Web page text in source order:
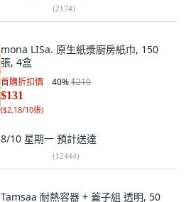
(2174)
mona LISa. 原生紙漿廚房紙巾, 150
張, 4盒
首購折扣價 40%$219
$131
($2.18/10張)
8/10 星期一 預計送達
(12444)
Tamsaa 耐熱容器 + 蓋子組 透明, 50